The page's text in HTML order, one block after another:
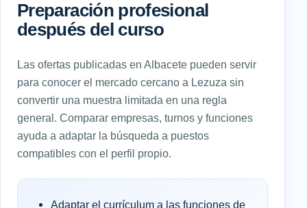
Preparación profesional
después del curso
Las ofertas publicadas en Albacete pueden servir
para conocer el mercado cercano a Lezuza sin
convertir una muestra limitada en una regla
general. Comparar empresas, turnos y funciones
ayuda a adaptar la búsqueda a puestos
compatibles con el perfil propio.
Adaptar el currículum a las funciones de